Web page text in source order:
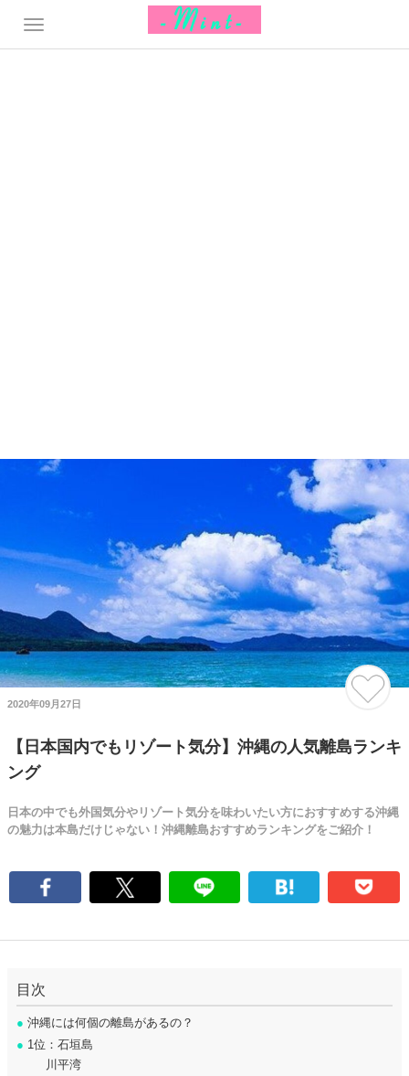
2020年09月27日
【日本国内でもリゾート気分】沖縄の人気離島ランキ
ング
日本の中でも外国気分やリゾート気分を味わいたい方におすすめする沖縄
の魅力は本島だけじゃない！沖縄離島おすすめランキングをご紹介！
目次
● 沖縄には何個の離島があるの？
● 1位：石垣島
川平湾